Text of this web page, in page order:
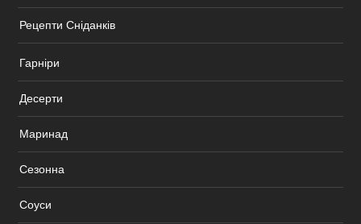
Рецепти Сніданків
Гарніри
Десерти
Маринад
Сезонна
Соуси